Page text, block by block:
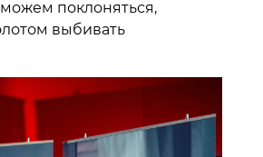
поклоняться,
выбивать